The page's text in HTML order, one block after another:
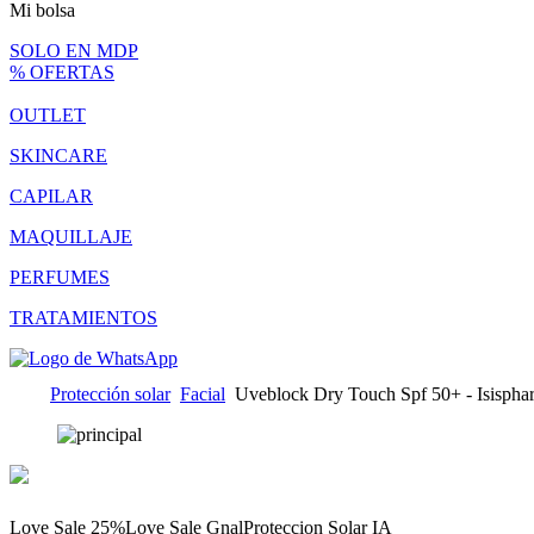
Mi bolsa
SOLO EN MDP
% OFERTAS
OUTLET
SKINCARE
CAPILAR
MAQUILLAJE
PERFUMES
TRATAMIENTOS
Protección solar Facial Uveblock Dry Touch Spf 50+ -
Love Sale 25%Love Sale GnalProteccion Solar IA